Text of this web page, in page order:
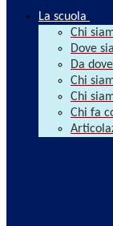
La scuola
Chi
Dove
Da
Chi
Chi
Chi fa